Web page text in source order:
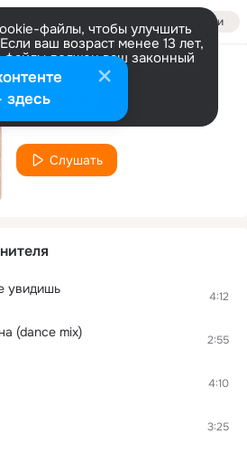
Войти
файлы, чтобы улучшить
ваш возраст менее 13 лет,
файлы должен ваш законный
информации
Настроить
Соблазненная
Ю-кей
Слушать
увидишь 4:12
(dance mix) 2:55
4:10
3:25
здесь